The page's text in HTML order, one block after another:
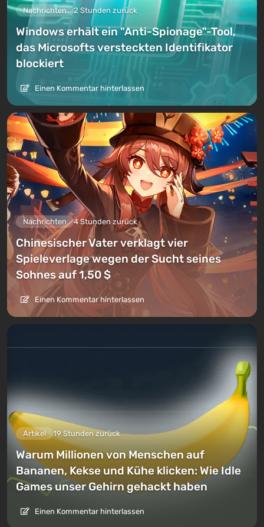
Nachrichten 2 Stunden zurück
Windows erhält ein "Anti-Spionage"-Tool,
das Microsofts versteckten Identifikator
blockiert
Einen Kommentar hinterlassen
Nachrichten 4 Stunden zurück
Chinesischer Vater verklagt vier
Spieleverlage wegen der Sucht seines
Sohnes auf 1,50 $
Einen Kommentar hinterlassen
Artikel 19 Stunden zurück
Warum Millionen von Menschen auf
Bananen, Kekse und Kühe klicken: Wie Idle
Games unser Gehirn gehackt haben
Einen Kommentar hinterlassen